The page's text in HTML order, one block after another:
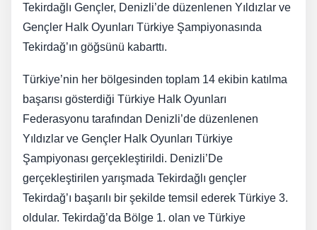
Tekirdağlı Gençler, Denizli’de düzenlenen Yıldızlar ve
Gençler Halk Oyunları Türkiye Şampiyonasında
Tekirdağ’ın göğsünü kabarttı.
Türkiye’nin her bölgesinden toplam 14 ekibin katılma
başarısı gösterdiği Türkiye Halk Oyunları
Federasyonu tarafından Denizli’de düzenlenen
Yıldızlar ve Gençler Halk Oyunları Türkiye
Şampiyonası gerçekleştirildi. Denizli’De
gerçekleştirilen yarışmada Tekirdağlı gençler
Tekirdağ’ı başarılı bir şekilde temsil ederek Türkiye 3.
oldular. Tekirdağ’da Bölge 1. olan ve Türkiye